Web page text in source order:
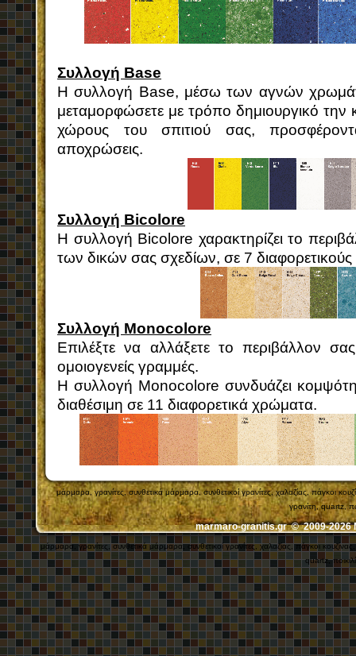
Συλλογή Base
Η συλλογή Base, μέσω των αγνών
μεταμορφώσετε με τρόπο δημιουργικό την
χώρους του σπιτιού σας,
αποχρώσεις.
Συλλογή Bicolore
Η συλλογή Bicolore χαρακτηρίζει το
των δικών σας σχεδίων, σε 7
Συλλογή Monocolore
Επιλέξτε να αλλάξετε το περιβάλλον
ομοιογενείς γραμμές.
Η συλλογή Monocolore συνδυάζει
διαθέσιμη σε 11 διαφορετικά χρώματα.
μάρμαρα, γρανίτες, συνθετικά μάρμαρα, συνθετικοί γρανίτες, χαλαζίας, πάγκοι
γρανίτη, quartz,
marmaro-granitis.gr © 2009-
μάρμαρα, γρανίτες, συνθετικά μάρμαρα, συνθετικοί γρανίτες, χαλαζίας, πάγκοι
quartz,